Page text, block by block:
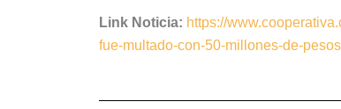
Link Noticia: https://
fue-multado-con-50-millones-de-